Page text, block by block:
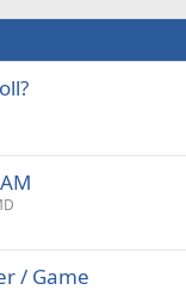
/ Game